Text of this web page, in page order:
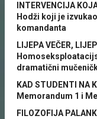
INTERVENCIJA
Hodži koji je
komandanta
LIJEPA VEČER,
dramatični
KAD STUDENTI NA
Memorandum 1 i
FILOZOFIJA